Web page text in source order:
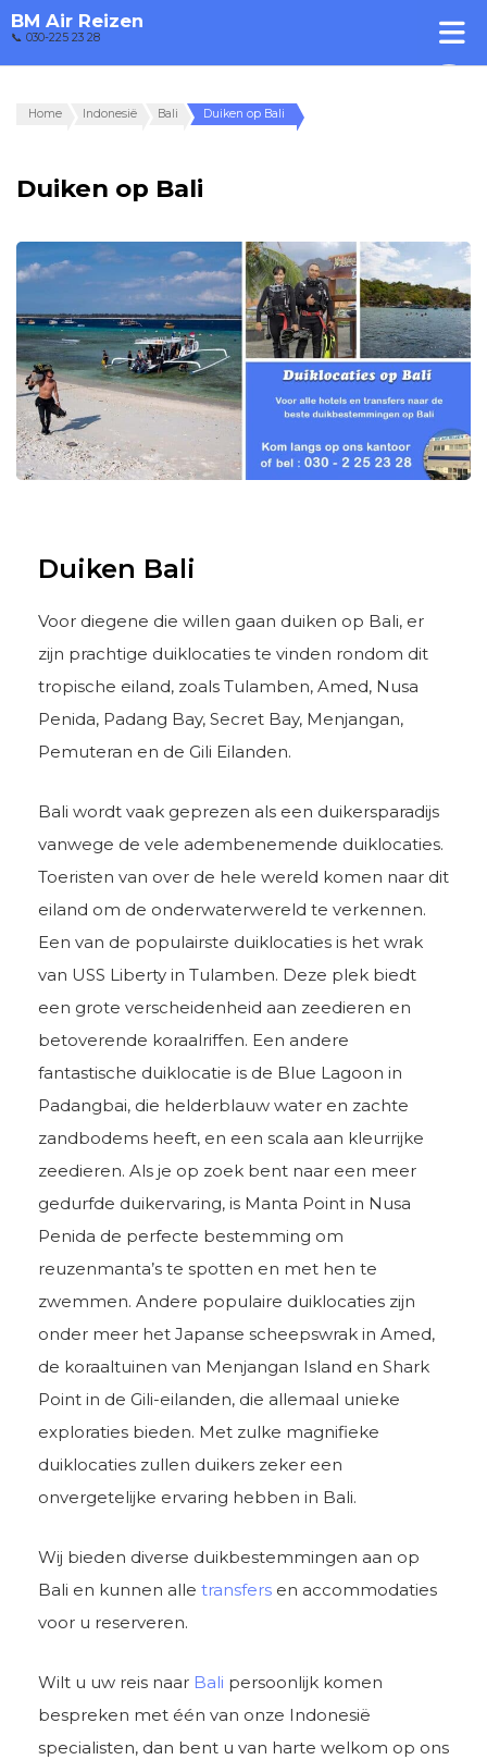
BM Air Reizen
📞 030-225 23 28
Home Indonesië Bali Duiken op Bali
Duiken op Bali
Duiken Bali
Voor diegene die willen gaan duiken op Bali, er
zijn prachtige duiklocaties te vinden rondom dit
tropische eiland, zoals Tulamben, Amed, Nusa
Penida, Padang Bay, Secret Bay, Menjangan,
Pemuteran en de Gili Eilanden.
Bali wordt vaak geprezen als een duikersparadijs
vanwege de vele adembenemende duiklocaties.
Toeristen van over de hele wereld komen naar dit
eiland om de onderwaterwereld te verkennen.
Een van de populairste duiklocaties is het wrak
van USS Liberty in Tulamben. Deze plek biedt
een grote verscheidenheid aan zeedieren en
betoverende koraalriffen. Een andere
fantastische duiklocatie is de Blue Lagoon in
Padangbai, die helderblauw water en zachte
zandbodems heeft, en een scala aan kleurrijke
zeedieren. Als je op zoek bent naar een meer
gedurfde duikervaring, is Manta Point in Nusa
Penida de perfecte bestemming om
reuzenmanta’s te spotten en met hen te
zwemmen. Andere populaire duiklocaties zijn
onder meer het Japanse scheepswrak in Amed,
de koraaltuinen van Menjangan Island en Shark
Point in de Gili-eilanden, die allemaal unieke
exploraties bieden. Met zulke magnifieke
duiklocaties zullen duikers zeker een
onvergetelijke ervaring hebben in Bali.
Wij bieden diverse duikbestemmingen aan op
Bali en kunnen alle transfers en accommodaties
voor u reserveren.
Wilt u uw reis naar Bali persoonlijk komen
bespreken met één van onze Indonesië
specialisten, dan bent u van harte welkom op ons